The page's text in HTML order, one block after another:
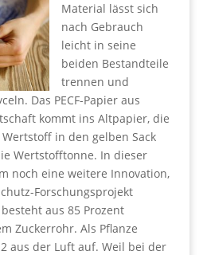
Material lässt sich
nach Gebrauch
leicht in seine
beiden Bestandteile
trennen und
Das PECF-Papier aus
kommt ins Altpapier, die
in den gelben Sack
Wertstofftonne. In dieser
noch eine weitere Innovation,
Forschungsprojekt
aus 85 Prozent
Zuckerrohr. Als Pflanze
aus der Luft auf. Weil bei der